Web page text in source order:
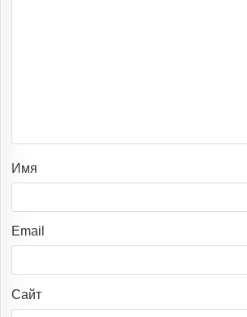
Имя
Email
Сайт